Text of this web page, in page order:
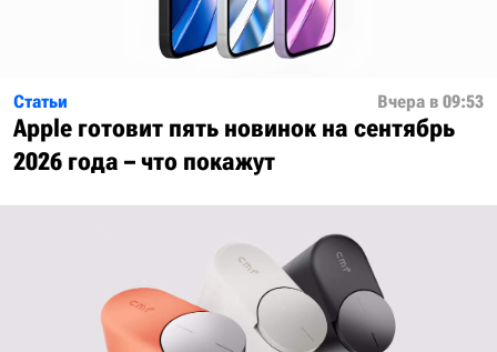
Статьи Вчера в 09:53
Apple готовит пять новинок на сентябрь
2026 года – что покажут